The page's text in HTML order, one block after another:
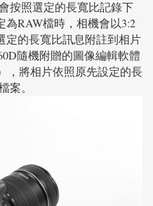
按照選定的長寬比記錄下
RAW檔時，相機會以3:2
定的長寬比訊息附註到相片
隨機附贈的圖像編輯軟體
，將相片依照原先設定的長
案。